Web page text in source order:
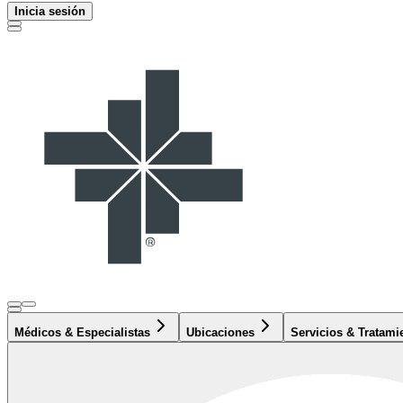
Inicia sesión
Médicos & Especialistas Ubicaciones Servicios &